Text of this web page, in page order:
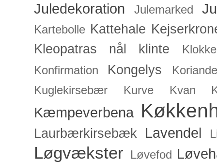
Juledekoration
Julemarked
Kartebolle Kattehale
Kleopatras nål
klinte
Konfirmation
Kongelys
Kuglekirsebær
Kurve Kvan
Kæmpeverbena
Laurbærkirsebæk Lavendel
Løgvækster Løvefod